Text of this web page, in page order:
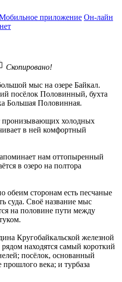
приложение Он-лайн
Скопировано!
мыс на озере Байкал.
посёлок Половинный, бухта
Большая Половинная.
пронизывающих холодных
в ней комфортный
нам оттопыренный
в озеро на полтора
обеим сторонам есть песчаные
суда. Своё название мыс
на половине пути между
Кругобайкальской железной
находятся самый короткий
посёлок, основанный
века; и турбаза